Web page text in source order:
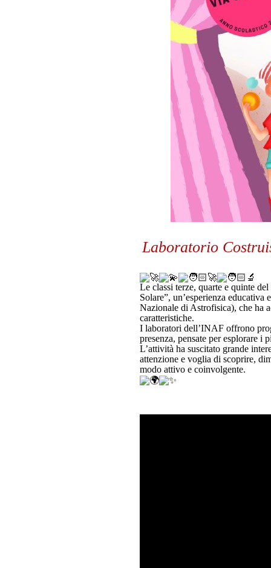
Laboratorio
Le classi terze, quarte e quinte
Solare”, un’esperienza
Nazionale di Astrofisica), che ha
caratteristiche.
I laboratori dell’INAF offrono
presenza, pensate per esplorare i
L’attività ha suscitato grande
attenzione e voglia di scoprire,
modo attivo e coinvolgente.